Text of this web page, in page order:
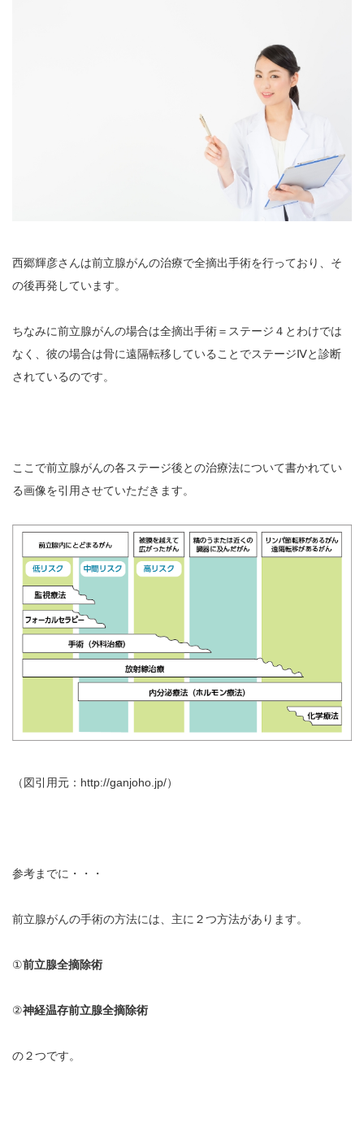
西郷輝彦さんは前立腺がんの治療で全摘出手術を行っており、そ
の後再発しています。
ちなみに前立腺がんの場合は全摘出手術＝ステージ４とわけでは
なく、彼の場合は骨に遠隔転移していることでステージⅣと診断
されているのです。
ここで前立腺がんの各ステージ後との治療法について書かれてい
る画像を引用させていただきます。
（図引用元：http://ganjoho.jp/）
参考までに・・・
前立腺がんの手術の方法には、主に２つ方法があります。
①前立腺全摘除術
②神経温存前立腺全摘除術
の２つです。